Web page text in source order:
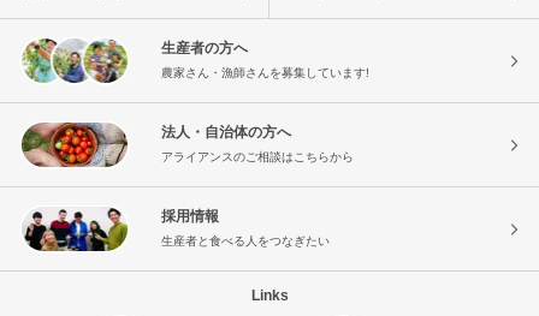
生産者の方へ
農家さん・漁師さんを募集しています!
法人・自治体の方へ
アライアンスのご相談はこちらから
採用情報
生産者と食べる人をつなぎたい
Links